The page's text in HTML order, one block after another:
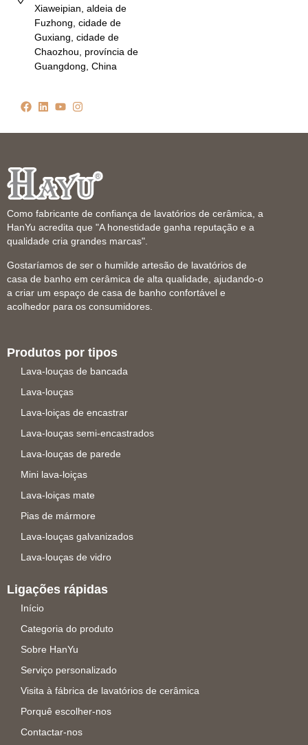
Xiaweipian, aldeia de
Fuzhong, cidade de
Guxiang, cidade de
Chaozhou, província de
Guangdong, China
Como fabricante de confiança de lavatórios de cerâmica, a
HanYu acredita que "A honestidade ganha reputação e a
qualidade cria grandes marcas".
Gostaríamos de ser o humilde artesão de lavatórios de
casa de banho em cerâmica de alta qualidade, ajudando-o
a criar um espaço de casa de banho confortável e
acolhedor para os consumidores.
Produtos por tipos
Lava-louças de bancada
Lava-louças
Lava-loiças de encastrar
Lava-louças semi-encastrados
Lava-louças de parede
Mini lava-loiças
Lava-loiças mate
Pias de mármore
Lava-louças galvanizados
Lava-louças de vidro
Ligações rápidas
Início
Categoria do produto
Sobre HanYu
Serviço personalizado
Visita à fábrica de lavatórios de cerâmica
Porquê escolher-nos
Contactar-nos